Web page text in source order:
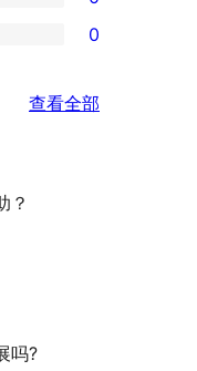
0
查看全部
？
吗?